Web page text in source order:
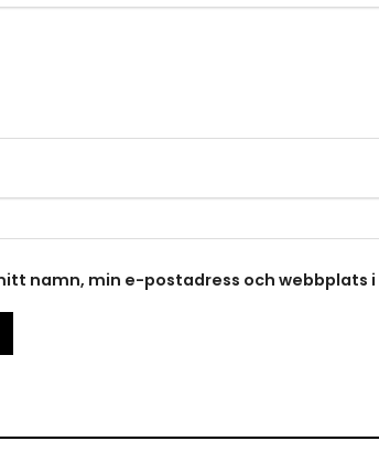
namn, min e-postadress och webbplats